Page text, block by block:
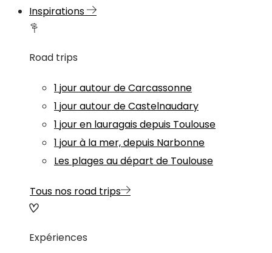
Inspirations
Road trips
1 jour autour de Carcassonne
1 jour autour de Castelnaudary
1 jour en lauragais depuis Toulouse
1 jour à la mer, depuis Narbonne
Les plages au départ de Toulouse
Tous nos road trips
Expériences